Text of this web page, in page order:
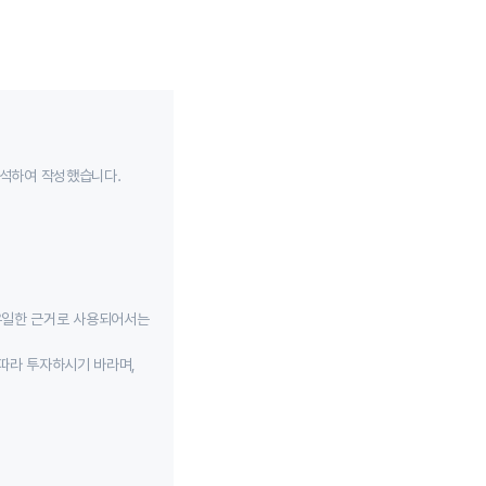
하여 작성했습니다.
한 근거로 사용되어서는
투자하시기 바라며,